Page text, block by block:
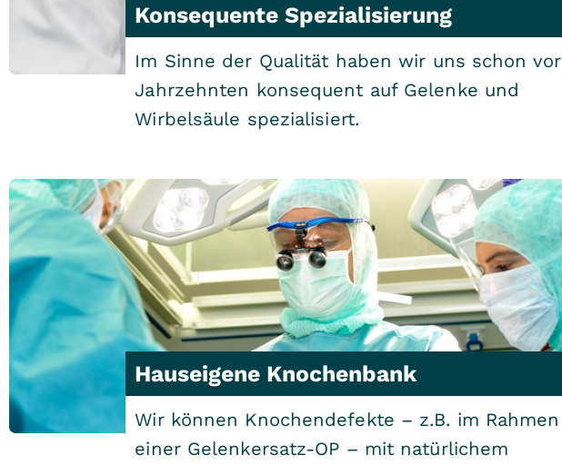
Konsequente Spezialisierung
Im Sinne der Qualität haben wir uns schon vor
Jahrzehnten konsequent auf Gelenke und
Wirbelsäule spezialisiert.
Hauseigene Knochenbank
Wir können Knochendefekte – z.B. im Rahmen
einer Gelenkersatz-OP – mit natürlichem